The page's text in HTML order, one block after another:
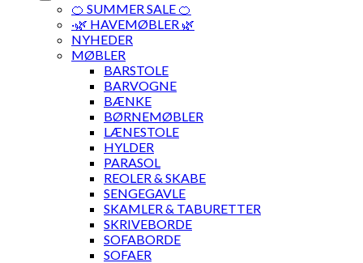
🍊 SUMMER SALE 🍊
·🌿 HAVEMØBLER 🌿
NYHEDER
MØBLER
BARSTOLE
BARVOGNE
BÆNKE
BØRNEMØBLER
LÆNESTOLE
HYLDER
PARASOL
REOLER & SKABE
SENGEGAVLE
SKAMLER & TABURETTER
SKRIVEBORDE
SOFABORDE
SOFAER